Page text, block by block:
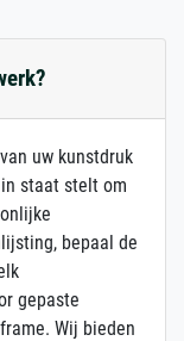
uw kunstdruk
staat stelt om
bepaal de
gepaste
Wij bieden